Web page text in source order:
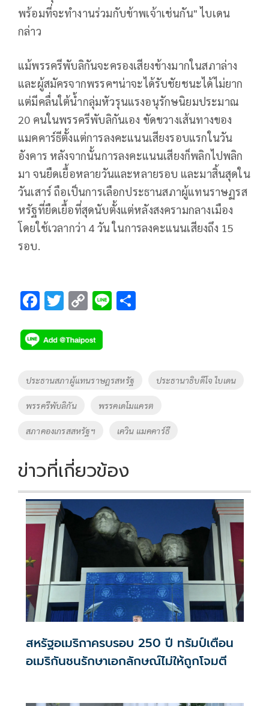
พร้อมที่จะทำงานร่วมกับข้าพเจ้าเช่นกัน" ไบเดน
กล่าว
แม้พรรครีพับลิกันจะครองเสียงข้างมากในสภาล่าง
และผู้สมัครจากพรรคฯน่าจะได้รับชัยชนะได้ไม่ยาก
แต่มีคลื่นใต้น้ำกลุ่มหัวรุนแรงอนุรักษนิยมประมาณ
20 คนในพรรครีพับลิกันเอง ขัดขวางเส้นทางของ
แมคคาร์ธีตั้งแต่การลงคะแนนเสียงรอบแรกในวัน
อังคาร หลังจากนั้นการลงคะแนนเสียงก็พลิกไปพลิก
มา จนยืดเยื้อหลายวันและหลายรอบ และมาสิ้นสุดใน
วันเสาร์ ถือเป็นการเลือกประธานสภาผู้แทนราษฏรส
หรัฐที่ยืดเยื้อที่สุดนับตั้งแต่หลังสงครามกลางเมือง
โดยใช้เวลากว่า 4 วัน ในการลงคะแนนเสียงถึง 15
รอบ.
F
e
b
o
o
k
T
tt
er
C
p
y
Li
Li
Tags
ประธานสภาผู้แทนราษฎรสหรัฐ ประธานาธิบดีโจ ไบเดน
พรรครีพับลิกัน พรรคเดโมแครต
สภาคองเกรสสหรัฐฯ เควิน แมคคาร์ธี
ข่าวที่เกี่ยวข้อง
สหรัฐอเมริกาครบรอบ 250 ปี ทรัมป์เตือน
อเมริกันชนรักษาเอกลักษณ์ไม่ให้ถูกโจมตี